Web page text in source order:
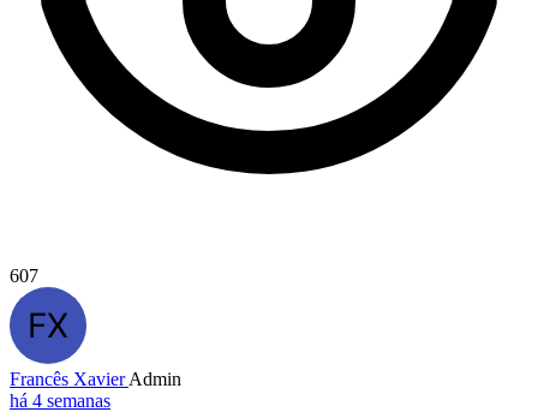
607
Francês XavierAdmin
há 4 semanas